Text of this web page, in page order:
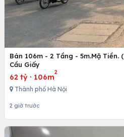
Bán 106m - 2 Tầng - 5m.Mặ Tiền.
Cầu Giấy
62 tỷ · 106m
2
Thành phố Hà Nội
2 giờ trước